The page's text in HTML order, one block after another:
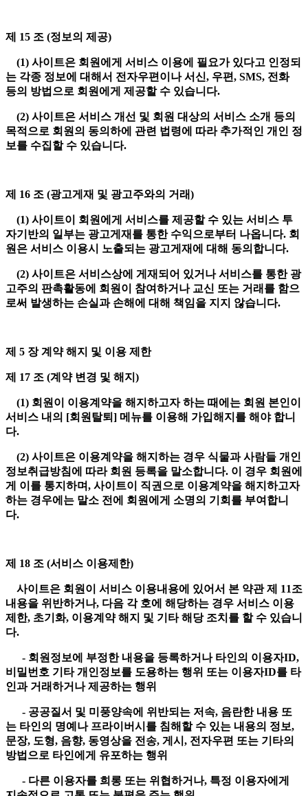
제 15 조 (정보의 제공)
(1) 사이트은 회원에게 서비스 이용에 필요가 있다고 인정되
는 각종 정보에 대해서 전자우편이나 서신, 우편, SMS, 전화
등의 방법으로 회원에게 제공할 수 있습니다.
(2) 사이트은 서비스 개선 및 회원 대상의 서비스 소개 등의
목적으로 회원의 동의하에 관련 법령에 따라 추가적인 개인 정
보를 수집할 수 있습니다.
제 16 조 (광고게재 및 광고주와의 거래)
(1) 사이트이 회원에게 서비스를 제공할 수 있는 서비스 투
자기반의 일부는 광고게재를 통한 수익으로부터 나옵니다. 회
원은 서비스 이용시 노출되는 광고게재에 대해 동의합니다.
(2) 사이트은 서비스상에 게재되어 있거나 서비스를 통한 광
고주의 판촉활동에 회원이 참여하거나 교신 또는 거래를 함으
로써 발생하는 손실과 손해에 대해 책임을 지지 않습니다.
제 5 장 계약 해지 및 이용 제한
제 17 조 (계약 변경 및 해지)
(1) 회원이 이용계약을 해지하고자 하는 때에는 회원 본인이
서비스 내의 [회원탈퇴] 메뉴를 이용해 가입해지를 해야 합니
다.
(2) 사이트은 이용계약을 해지하는 경우 식물과 사람들 개인
정보취급방침에 따라 회원 등록을 말소합니다. 이 경우 회원에
게 이를 통지하며, 사이트이 직권으로 이용계약을 해지하고자
하는 경우에는 말소 전에 회원에게 소명의 기회를 부여합니
다.
제 18 조 (서비스 이용제한)
사이트은 회원이 서비스 이용내용에 있어서 본 약관 제 11조
내용을 위반하거나, 다음 각 호에 해당하는 경우 서비스 이용
제한, 초기화, 이용계약 해지 및 기타 해당 조치를 할 수 있습니
다.
- 회원정보에 부정한 내용을 등록하거나 타인의 이용자ID,
비밀번호 기타 개인정보를 도용하는 행위 또는 이용자ID를 타
인과 거래하거나 제공하는 행위
- 공공질서 및 미풍양속에 위반되는 저속, 음란한 내용 또
는 타인의 명예나 프라이버시를 침해할 수 있는 내용의 정보,
문장, 도형, 음향, 동영상을 전송, 게시, 전자우편 또는 기타의
방법으로 타인에게 유포하는 행위
- 다른 이용자를 희롱 또는 위협하거나, 특정 이용자에게